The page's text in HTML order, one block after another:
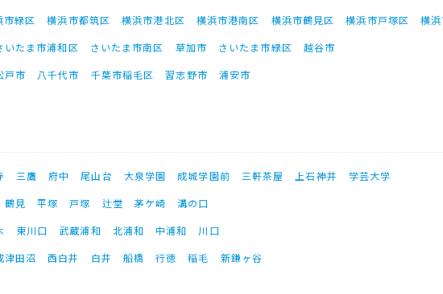
市緑区 横浜市都筑区 横浜市港北区 横浜市港南区 横浜市鶴見区 横浜市戸塚区
横
いたま市浦和区 さいたま市南区 草加市 さいたま市緑区
越谷市
戸市 八千代市 千葉市稲毛区 習志野市 浦安市
三鷹 府中 尾山台 大泉学園 成城学園前 三軒茶屋 上石神井
学芸大学
鶴見 平塚 戸塚 辻堂 茅ケ崎
溝の口
東川口 武蔵浦和 北浦和 中浦和
川口
津田沼 西白井 白井 船橋 行徳 稲毛 新鎌ヶ谷